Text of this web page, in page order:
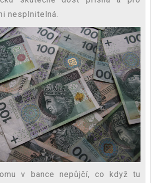
nesplnitelná.
v bance nepůjčí, co když tu